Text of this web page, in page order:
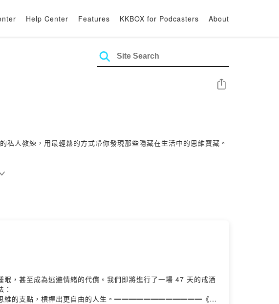
Help Center Features KKBOX for Podcasters About
Share
人教練，用最輕鬆的方式帶你發現那些隱藏在生活中的思維寶藏。
，甚至成為逃避情緒的代償。我們即將進行了一場 47 天的戒酒
思維的支點，槓桿出更自由的人生。━━━━━━━━━━━━《思